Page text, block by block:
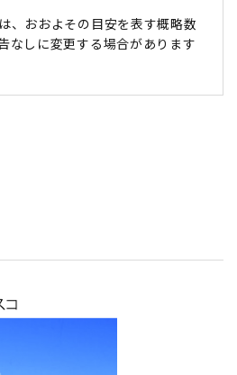
、おおよその目安を表す概略数
なしに変更する場合があります